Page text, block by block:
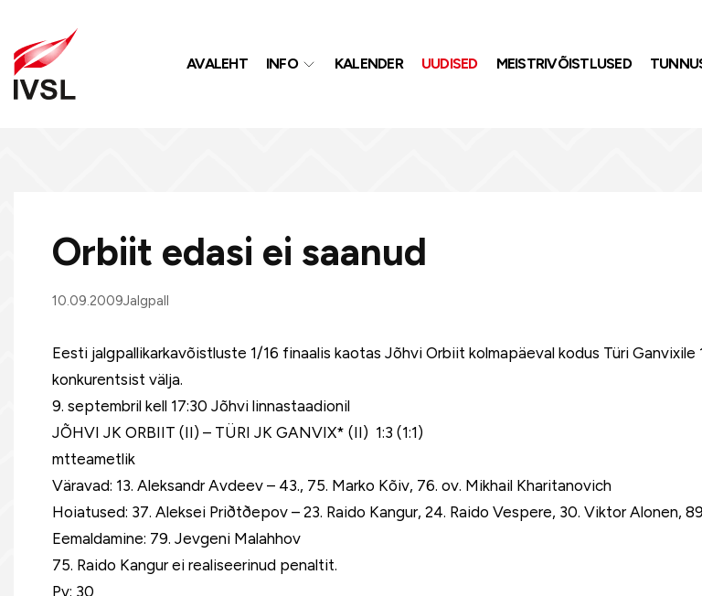
AVALEHT INFO KALENDER UUDISED MEISTRIVÕISTLUSED
Orbiit edasi ei saanud
10.09.2009Jalgpall
Eesti jalgpallikarkavõistluste 1/16 finaalis kaotas Jõhvi Orbiit kolmapäeval kodus Türi Ganvixile
konkurentsist välja.
9. septembril kell 17:30 Jõhvi linnastaadionil
JÕHVI JK ORBIIT (II) – TÜRI JK GANVIX* (II) 1:3 (1:1)
mtteametlik
Väravad: 13. Aleksandr Avdeev – 43., 75. Marko Kõiv, 76. ov. Mikhail Kharitanovich
Hoiatused: 37. Aleksei Priðtðepov – 23. Raido Kangur, 24. Raido Vespere, 30. Viktor Alonen,
Eemaldamine: 79. Jevgeni Malahhov
75. Raido Kangur ei realiseerinud penaltit.
Pv: 30